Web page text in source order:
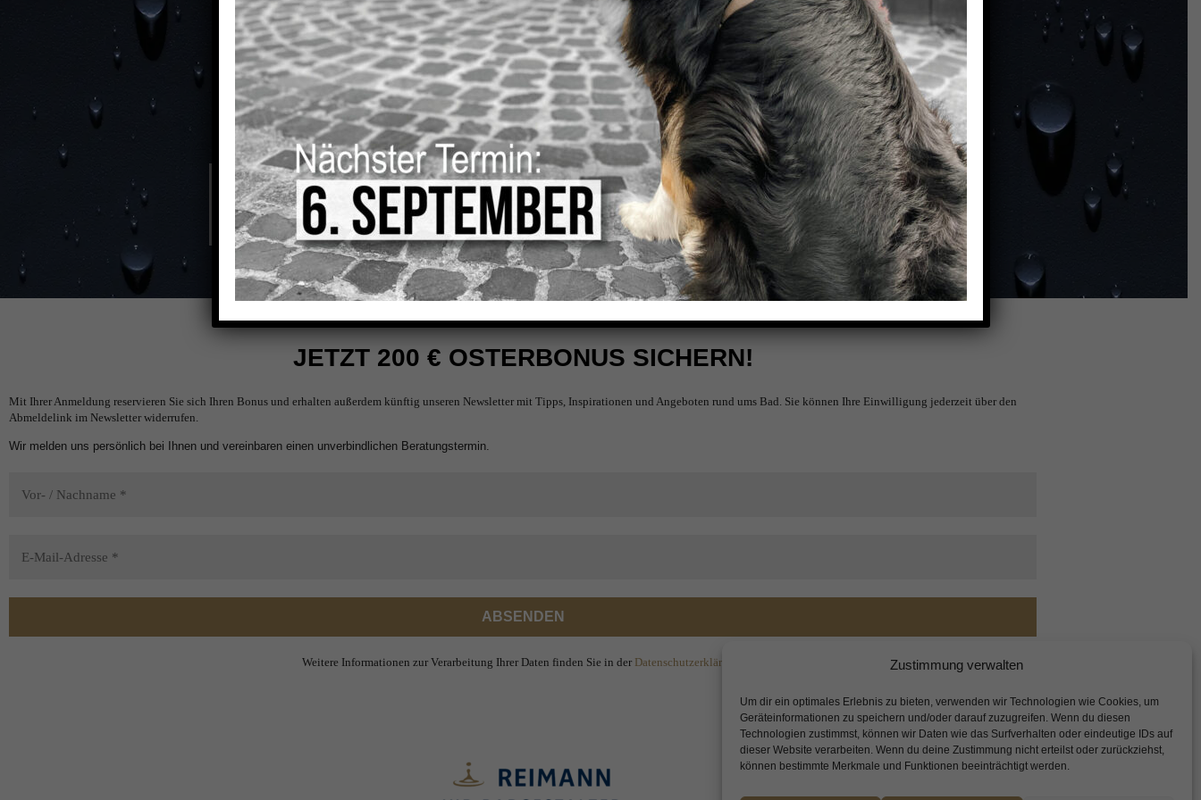
Zustimmung verwalten
Um dir ein optimales Erlebnis zu bieten, verwenden wir Technologien wie Cookies, um
Geräteinformationen zu speichern und/oder darauf zuzugreifen. Wenn du diesen
Technologien zustimmst, können wir Daten wie das Surfverhalten oder eindeutige IDs auf
dieser Website verarbeiten. Wenn du deine Zustimmung nicht erteilst oder zurückziehst,
können bestimmte Merkmale und Funktionen beeinträchtigt werden.
Beratungstermin vereinbaren
Wir melden uns bei Ihnen und vereinbaren einen unverbindlichen Termin für eine persönliche
Beratung rund um Ihr neues Bad.
Osterbonus erhalten
Bei Auftragserteilung wird Ihr 200 € Osterbonus automatisch angerechnet.
Das erwartet Sie
Teilnahmebedingungen
JETZT 200 € OSTERBONUS SICHERN!
Mit Ihrer Anmeldung reservieren Sie sich Ihren Bonus und erhalten außerdem künftig unseren Newsletter mit Tipps, Inspirationen und Angeboten rund ums Bad. Sie können Ihre Einwilligung jederzeit über den
Abmeldelink im Newsletter widerrufen.
Wir melden uns persönlich bei Ihnen und vereinbaren einen unverbindlichen Beratungstermin.
Weitere Informationen zur Verarbeitung Ihrer Daten finden Sie in der Datenschutzerklärung